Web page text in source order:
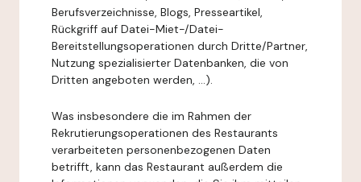
Berufsverzeichnisse, Blogs, Presseartikel,
Rückgriff auf Datei-Miet-/Datei-
Bereitstellungsoperationen durch Dritte/Partner,
Nutzung spezialisierter Datenbanken, die von
Dritten angeboten werden, ...).
Was insbesondere die im Rahmen der
Rekrutierungsoperationen des Restaurants
verarbeiteten personenbezogenen Daten
betrifft, kann das Restaurant außerdem die